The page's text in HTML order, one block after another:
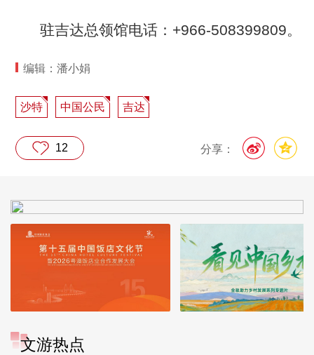
驻吉达总领馆电话：+966-508399809。
编辑：潘小娟
沙特 中国公民 吉达
分享：
12
文游热点